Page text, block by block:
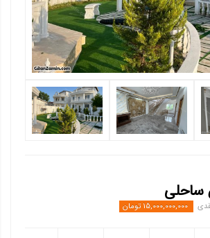
ساحلی